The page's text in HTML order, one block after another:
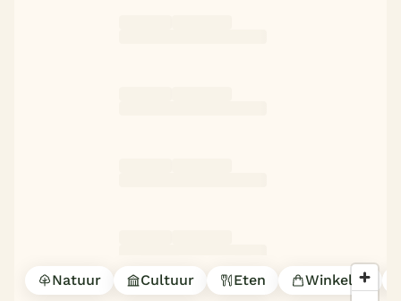
Natuur Cultuur Eten Winkelen